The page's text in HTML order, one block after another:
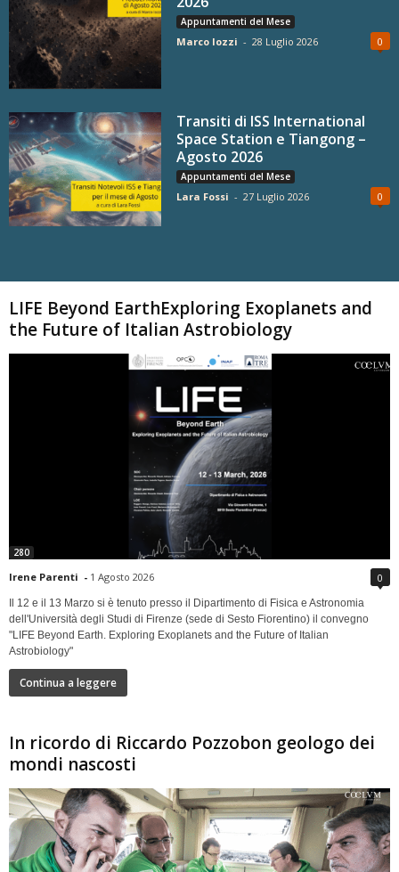
Appuntamenti del Mese
Marco Iozzi - 28 Luglio 2026 0
Transiti di ISS International
Space Station e Tiangong –
Agosto 2026
Appuntamenti del Mese
Lara Fossi - 27 Luglio 2026 0
LIFE Beyond EarthExploring Exoplanets and
the Future of Italian Astrobiology
280
Irene Parenti - 1 Agosto 2026 0
Il 12 e il 13 Marzo si è tenuto presso il Dipartimento di Fisica e Astronomia
dell'Università degli Studi di Firenze (sede di Sesto Fiorentino) il convegno
"LIFE Beyond Earth. Exploring Exoplanets and the Future of Italian
Astrobiology"
Continua a leggere
In ricordo di Riccardo Pozzobon geologo dei
mondi nascosti